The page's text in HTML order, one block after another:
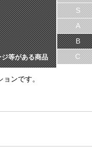
等がある商品
S
A
B
C
ンです。